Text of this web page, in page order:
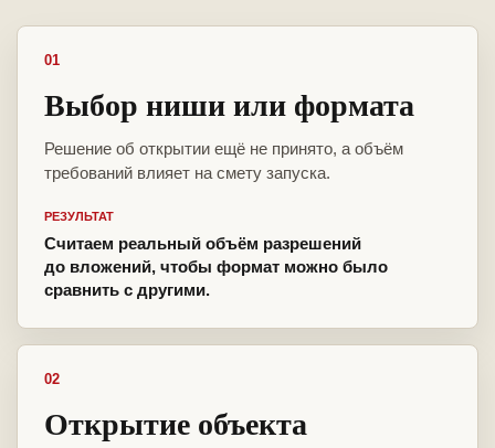
01
Выбор ниши или формата
Решение об открытии ещё не принято, а объём
требований влияет на смету запуска.
РЕЗУЛЬТАТ
Считаем реальный объём разрешений
до вложений, чтобы формат можно было
сравнить с другими.
02
Открытие объекта